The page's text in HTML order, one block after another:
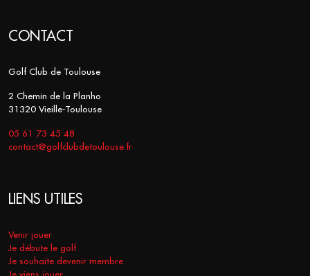
CONTACT
Golf Club de Toulouse
2 Chemin de la Planho
31320 Vieille-Toulouse
05 61 73 45 48
contact@golfclubdetoulouse.fr
LIENS UTILES
Venir jouer
Je débute le golf
Je souhaite devenir membre